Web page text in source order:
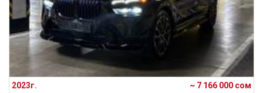
2023г.
~ 7 166 000 сом